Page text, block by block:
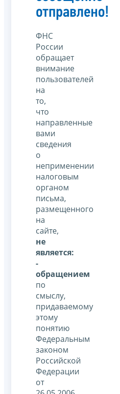
отправлено!
ФНС
России
обращает
внимание
пользователей
на
то,
что
направленные
вами
сведения
о
неприменении
налоговым
органом
письма,
размещенного
на
сайте,
не
является:
-
обращением
по
смыслу,
придаваемому
этому
понятию
Федеральным
законом
Российской
Федерации
от